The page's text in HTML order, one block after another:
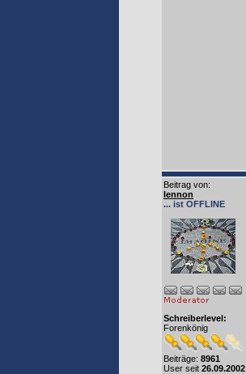
Beitrag von:
lennon
... ist OFFLINE
Schreiberlevel:
Forenkönig
Beiträge: 8961
User seit 26.09.2002